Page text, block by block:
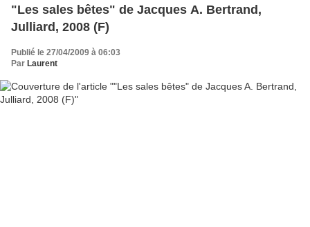
"Les sales bêtes" de Jacques A. Bertrand,
Julliard, 2008 (F)
Publié le 27/04/2009 à 06:03
Par Laurent